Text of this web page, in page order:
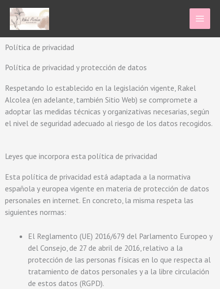
contenido
Política de privacidad
Política de privacidad y protección de datos
Respetando lo establecido en la legislación vigente, Rakel
Alcolea (en adelante, también Sitio Web) se compromete a
adoptar las medidas técnicas y organizativas necesarias, según
el nivel de seguridad adecuado al riesgo de los datos recogidos.
Leyes que incorpora esta política de privacidad
Esta política de privacidad está adaptada a la normativa
española y europea vigente en materia de protección de datos
personales en internet. En concreto, la misma respeta las
siguientes normas:
El Reglamento (UE) 2016/679 del Parlamento Europeo y
del Consejo, de 27 de abril de 2016, relativo a la
protección de las personas físicas en lo que respecta al
tratamiento de datos personales y a la libre circulación
de estos datos (RGPD).